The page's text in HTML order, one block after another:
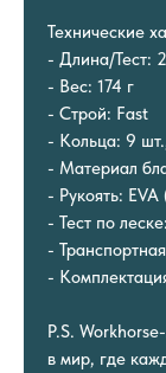
Технические
- Длина/Тест:
- Вес: 174 г
- Строй: Fast
- Кольца: 9
- Материал
- Рукоять:
- Тест по
-
-
P.S.
в мир, где